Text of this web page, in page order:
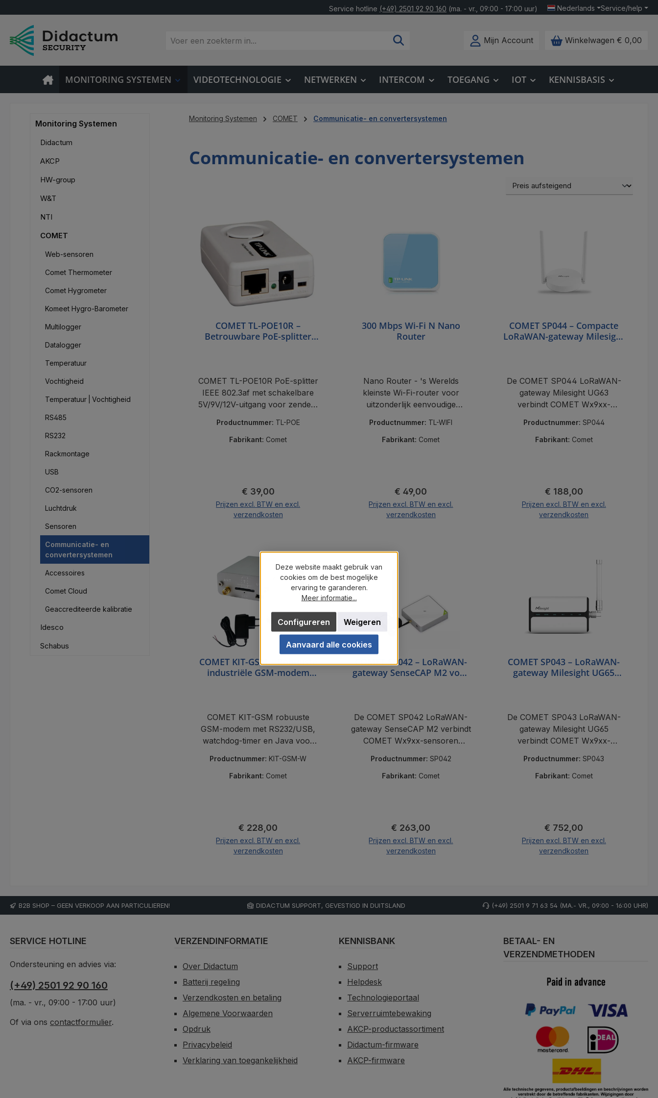
Service hotline (+49) 2501 92 90 160 (ma. - vr., 09:00 - 17:00 uur) Nederlands Service/help
Mijn Account Winkelwagen € 0,00
MONITORING SYSTEMEN VIDEOTECHNOLOGIE NETWERKEN INTERCOM TOEGANG IOT KENNISBASIS
Monitoring Systemen
Didactum
AKCP
HW-group
W&T
NTI
COMET
Web-sensoren
Comet Thermometer
Comet Hygrometer
Komeet Hygro-Barometer
Multilogger
Datalogger
Temperatuur
Vochtigheid
Temperatuur | Vochtigheid
RS485
RS232
Rackmontage
USB
CO2-sensoren
Luchtdruk
Sensoren
Communicatie- en
convertersystemen
Accessoires
Comet Cloud
Geaccrediteerde kalibratie
Idesco
Schabus
Monitoring Systemen COMET Communicatie- en convertersystemen
Communicatie- en convertersystemen
COMET TL-POE10R –
Betrouwbare PoE-splitter
COMET TL-POE10R PoE-splitter
IEEE 802.3af met schakelbare
5V/9V/12V-uitgang voor zenders
Productnummer: TL-POE
Fabrikant: Comet
Normale prijs:
€ 39,00
Prijzen excl. BTW en excl.
verzendkosten
300 Mbps Wi-Fi N Nano
Router
Nano Router - 's Werelds
kleinste Wi-Fi-router voor
uitzonderlijk eenvoudige
datatransfersnelheid van 300
Mbps.
Productnummer: TL-WIFI
Fabrikant: Comet
Normale prijs:
€ 49,00
Prijzen excl. BTW en excl.
verzendkosten
COMET SP044 – Compacte
LoRaWAN-gateway Milesight
De COMET SP044 LoRaWAN-
gateway Milesight UG63
verbindt COMET Wx9xx-
cloud via Ethernet en USB-C.
Productnummer: SP044
Fabrikant: Comet
Normale prijs:
€ 188,00
Prijzen excl. BTW en excl.
verzendkosten
COMET KIT-GSM – Robuuste
industriële GSM-modem
COMET KIT-GSM robuuste
GSM-modem met RS232/USB,
watchdog-timer en Java voor
toepassingen.
Productnummer: KIT-GSM-W
Fabrikant: Comet
Normale prijs:
€ 228,00
Prijzen excl. BTW en excl.
verzendkosten
COMET SP042 – LoRaWAN-
gateway SenseCAP M2 voor
De COMET SP042 LoRaWAN-
gateway SenseCAP M2 verbindt
COMET Wx9xx-sensoren
via Ethernet/PoE.
Productnummer: SP042
Fabrikant: Comet
Normale prijs:
€ 263,00
Prijzen excl. BTW en excl.
verzendkosten
COMET SP043 – LoRaWAN-
gateway Milesight UG65
De COMET SP043 LoRaWAN-
gateway Milesight UG65
verbindt COMET Wx9xx-
cloud – IP65, PoE & LTE.
Productnummer:SP043
Fabrikant: Comet
Normale prijs:
€ 752,00
Prijzen excl. BTW en excl.
verzendkosten
B2B SHOP – GEEN VERKOOP AAN PARTICULIEREN! DIDACTUM SUPPORT, GEVESTIGD IN DUITSLAND (+49) 2501 9 71 63 54 (MA.- VR., 09:00 - 16:00 UHR)
SERVICE HOTLINE
Ondersteuning en advies via:
(+49) 2501 92 90 160
(ma. - vr., 09:00 - 17:00 uur)
Of via ons contactformulier.
VERZENDINFORMATIE
Over Didactum
Batterij regeling
Verzendkosten en betaling
Algemene Voorwaarden
Opdruk
Privacybeleid
Verklaring van toegankelijkheid
KENNISBANK
Support
Helpdesk
Technologieportaal
Serverruimtebewaking
AKCP-productassortiment
Didactum-firmware
AKCP-firmware
BETAAL- EN
VERZENDMETHODEN
Deze website maakt gebruik van
cookies om de best mogelijke
ervaring te garanderen.
Meer informatie...
Weigeren
Configureren
Aanvaard alle cookies